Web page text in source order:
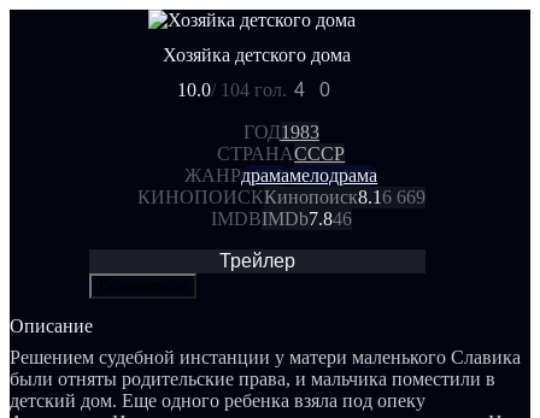
Хозяйка детского дома
10.0/ 104 гол. 4 0
ГОД1983
СТРАНАСССР
ЖАНРдрамамелодрама
КИНОПОИСККинопоиск8.16 669
IMDBIMDb7.846
Трейлер
Описание
Решением судебной инстанции у матери маленького Славика
были отняты родительские права, и мальчика поместили в
детский дом. Еще одного ребенка взяла под опеку